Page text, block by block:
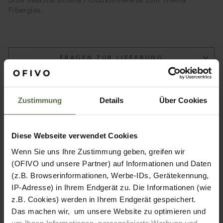
Zustimmung Details Über Cookies
Diese Webseite verwendet Cookies
Wenn Sie uns Ihre Zustimmung geben, greifen wir
(OFIVO und unsere Partner) auf Informationen und Daten
(z.B. Browserinformationen, Werbe-IDs, Gerätekennung,
IP-Adresse) in Ihrem Endgerät zu. Die Informationen (wie
z.B. Cookies) werden in Ihrem Endgerät gespeichert.
Das machen wir, um unsere Website zu optimieren und
Fiberglas.
FRAGEN ZUR LIEFERUNG
PRODUKTHINWEIS FIBERGLAS